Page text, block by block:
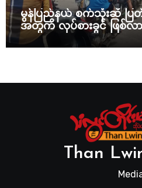
မွန်ပြည်နယ် စက်သုံးဆီ ပ
အတွက် လုပ်စားခွင် ဖြစ်လာ
Than